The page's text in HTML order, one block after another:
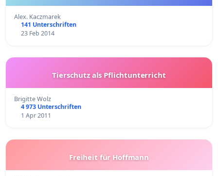
Alex. Kaczmarek
141 Unterschriften
23 Feb 2014
Tierschutz als Pflichtunterricht
Brigitte Wolz
4 973 Unterschriften
1 Apr 2011
Freiheit für Hoffmann